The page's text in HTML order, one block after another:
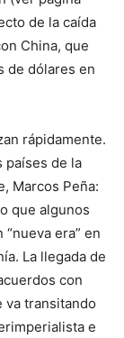
de la caída
China, que
de dólares en
rápidamente.
países de la
Marcos Peña:
que algunos
era” en
La llegada de
con
va transitando
e